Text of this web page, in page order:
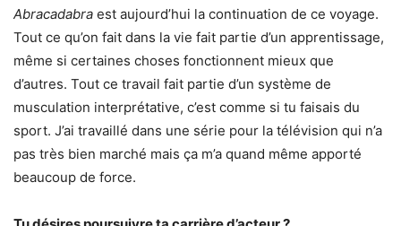
Abracadabra est aujourd’hui la continuation de ce voyage.
Tout ce qu’on fait dans la vie fait partie d’un apprentissage,
même si certaines choses fonctionnent mieux que
d’autres. Tout ce travail fait partie d’un système de
musculation interprétative, c’est comme si tu faisais du
sport. J’ai travaillé dans une série pour la télévision qui n’a
pas très bien marché mais ça m’a quand même apporté
beaucoup de force.